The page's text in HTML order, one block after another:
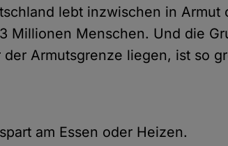
lebt inzwischen in Armut
Millionen Menschen. Und die
Armutsgrenze liegen, ist so
am Essen oder Heizen.